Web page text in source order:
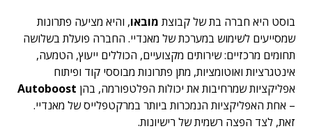
בוסט היא חברה בת של קבוצת מובאו, והיא מציעה פתרונות
שמסייעים לשימוש במערכת של מאנדיי. החברה פועלת בשלושה
תחומים מרכזיים: שירותים מקצועיים, הכוללים ייעוץ, הטמעה,
אינטגרציות ואוטומציות, מתן פתרונות מבוססי קוד ופיתוח
אפליקציות שמרחיבות את יכולות הפלטפורמה, בהן Autoboost
– אחת האפליקציות הנמכרות ביותר במרקטפלייס של מאנדיי.
זאת, לצד הפצה רשמית של רישיונות.